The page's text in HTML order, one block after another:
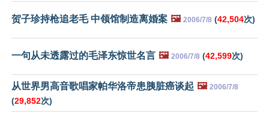
贺子珍持枪追老毛 中领馆制造离婚案 🖼️ 2006/7/8 (42,504次)
一句从未透露过的毛泽东惊世名言 🖼️ 2006/7/8 (42,599次)
从世界男高音歌唱家帕华洛帝患胰脏癌谈起 🖼️ 2006/7/8
(29,852次)